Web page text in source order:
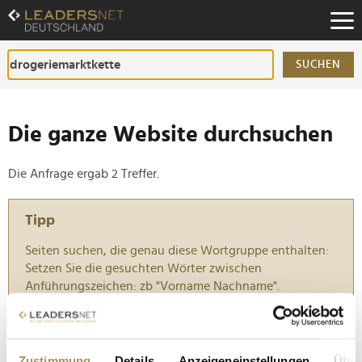
Zum
Inhalt
Zur
Fußzeilen-
Navigation
SUCHEN
Die ganze Website durchsuchen
Die Anfrage ergab 2 Treffer.
Tipp
Seiten suchen, die genau diese Wortgruppe enthalten:
Setzen Sie die gesuchten Wörter zwischen
Anführungszeichen: zb "Vorname Nachname".
Mediaplus sichert sich Rossmann-Mediaetat